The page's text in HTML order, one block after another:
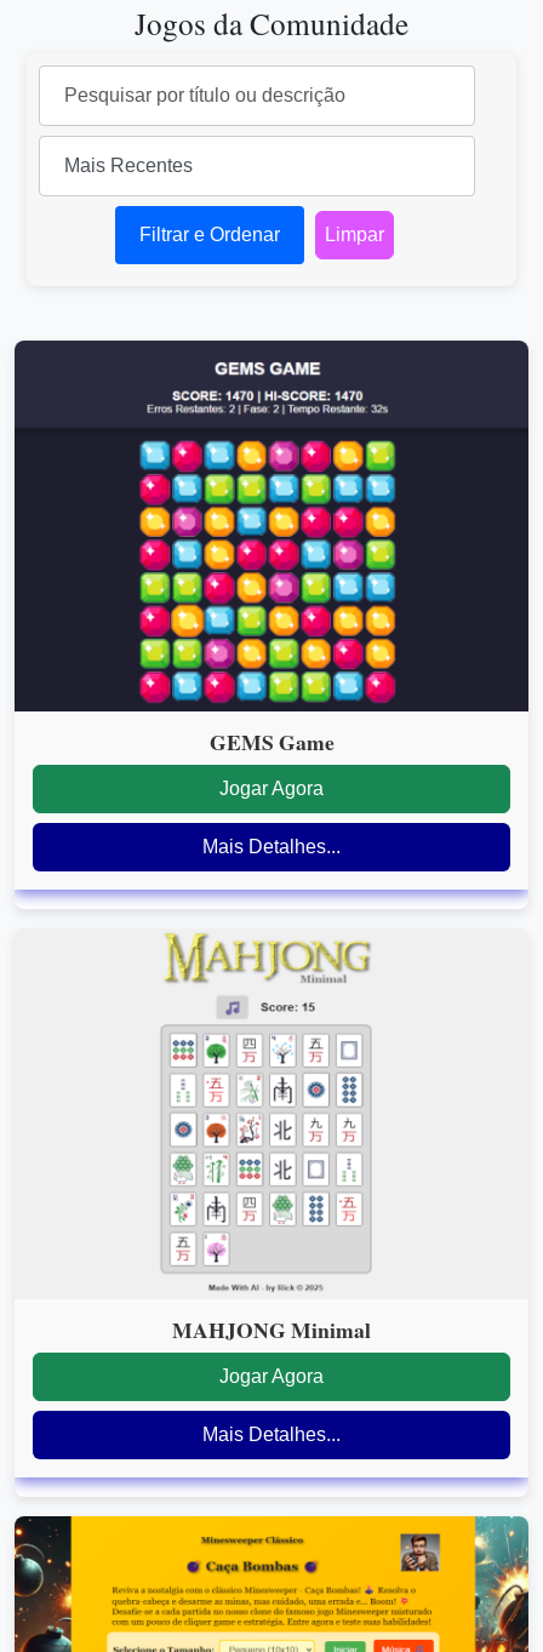
Jogos da Comunidade
Filtrar e Ordenar Limpar
GEMS Game
Jogar Agora
Mais Detalhes...
MAHJONG Minimal
Jogar Agora
Mais Detalhes...